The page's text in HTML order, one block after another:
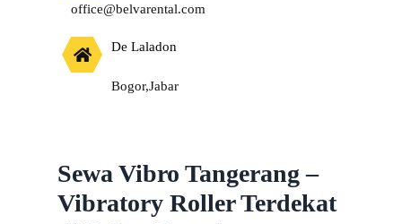
BULLDOZER
VIBRO ROLLER
BABY ROLLER
BAKHOE LOADER
office@belvarental.com
De Laladon
Bogor,Jabar
Sewa Vibro Tangerang –
Vibratory Roller Terdekat